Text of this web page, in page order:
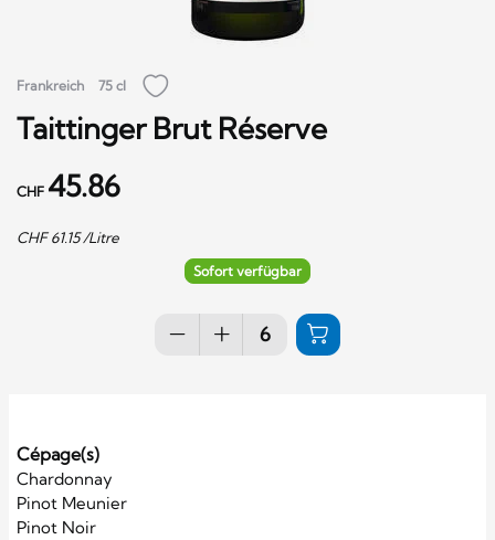
Frankreich 75 cl
Taittinger Brut Réserve
CHF 45.86
CHF61.15/Litre
Sofort verfügbar
Cépage(s)
Chardonnay
Pinot Meunier
Pinot Noir